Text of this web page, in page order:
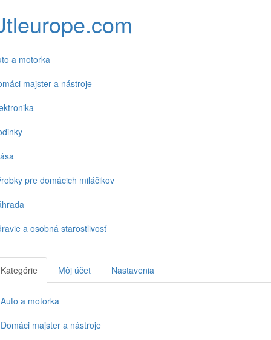
a motorka
majster a nástroje
pre domácich miláčikov
a osobná starostlivosť
Kategórie Môj účet Nastavenia
Auto a motorka
Domáci majster a nástroje